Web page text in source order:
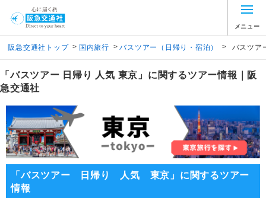
メニュー
阪急交通社トップ > 国内旅行 > バスツアー（日帰り・宿泊） > バスツ
「バスツアー 日帰り 人気 東京」に関するツアー情報｜阪
急交通社
「バスツアー 日帰り 人気 東京」に関するツアー
情報